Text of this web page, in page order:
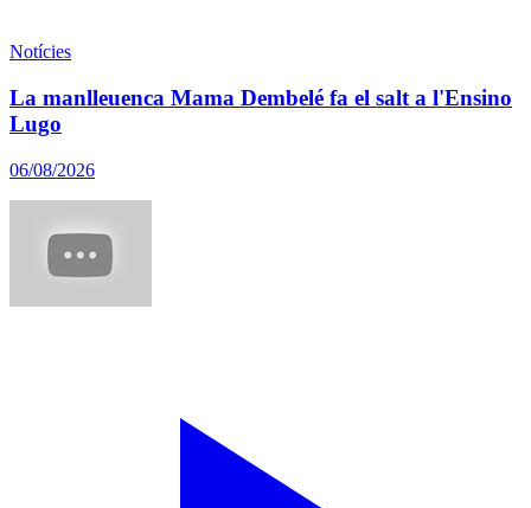
Notícies
La manlleuenca Mama Dembelé fa el salt a l'Ensino
Lugo
06/08/2026